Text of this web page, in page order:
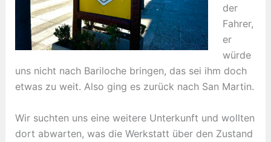
der
Fahrer,
er
würde
uns nicht nach Bariloche bringen, das sei ihm doch
etwas zu weit. Also ging es zurück nach San Martin.
Wir suchten uns eine weitere Unterkunft und wollten
dort abwarten, was die Werkstatt über den Zustand